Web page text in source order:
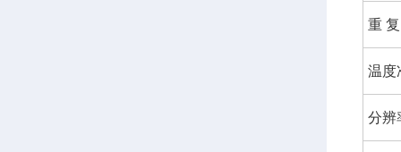
重
温度
分辨